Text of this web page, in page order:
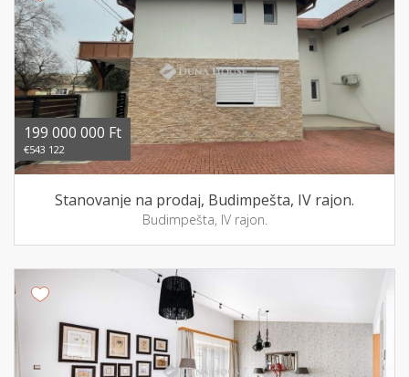
199 000 000 Ft
€543 122
Stanovanje na prodaj, Budimpešta, IV rajon.
Budimpešta, IV rajon.